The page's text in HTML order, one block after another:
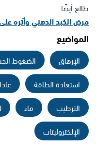
طالع أيضًا
مرض الكبد الدهني وأثره
المواضيع
الإرهاق الضغوط
استعادة الطاقة
الترطيب
ماء
الإلكتروليتات